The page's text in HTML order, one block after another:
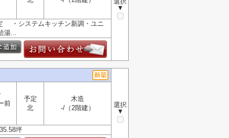
▼
・システムキッチン新調・ユニ
湯...
選択
▼
前
予定
北
木造
-/（2階建）
坪